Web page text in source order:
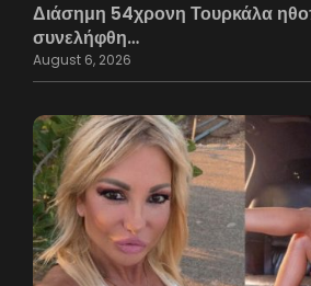
Διάσημη 54χρονη Τουρκάλα
συνελήφθη…
August 6, 2026